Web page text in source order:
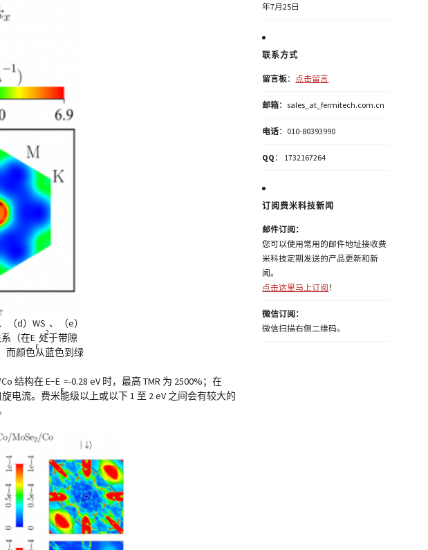
（d）WS
2
、（e）
（在E
F
处于带隙
而颜色从蓝色到绿
结构在 E−E
F
=-0.28 eV 时，最高 TMR 为 2500%；在
电流。费米能级以上或以下 1 至 2 eV 之间会有较大的
年7月25日
联系方式
留言板： 点击留言
邮箱：sales_at_fermitech.com.cn
电话：010-80393990
QQ ： 1732167264
订阅费米科技新闻
邮件订阅：
您可以使用常用的邮件地址接收费
米科技定期发送的产品更新和新
闻。
点击这里马上订阅 ！
微信订阅：
微信扫描右侧二维码。